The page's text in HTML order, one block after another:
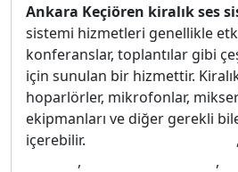
Ankara Keçiören kiralık ses
sistemi hizmetleri genellikle
konferanslar, toplantılar gibi
için sunulan bir hizmettir.
hoparlörler, mikrofonlar,
ekipmanları ve diğer gerekli
içerebilir.
,
, ,